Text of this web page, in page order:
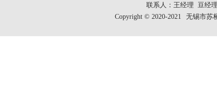
联系人：王经理 豆经
Copyright © 2020-2021
无锡市苏